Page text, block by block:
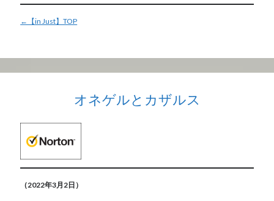
←【in Just】TOP
オネゲルとカザルス
（2022年3月2日）